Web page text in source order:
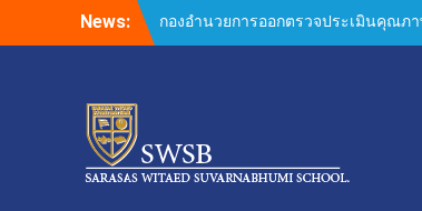
News:
กองอำนวยการออกตรวจประเมินคุณภา
ศึกษาภายในโรงเรียนตามเกณฑ์คุณภา
ศึกษาภายในโรงเรียนตามเกณฑ์คุณภาพ
ศึกษาเพื่อการดำเนินการที่เป็นเลิศประจ